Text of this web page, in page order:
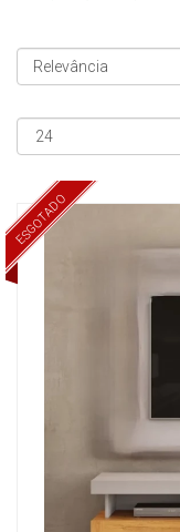
ESGOTADO